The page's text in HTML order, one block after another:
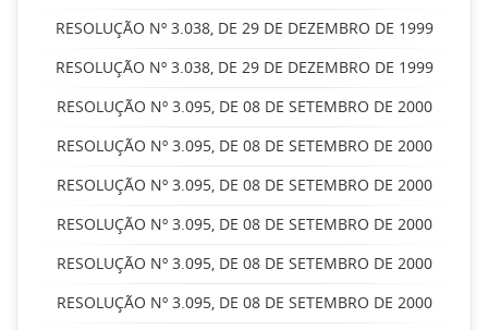
RESOLUÇÃO Nº 3.038, DE 29 DE DEZEMBRO DE 1999
RESOLUÇÃO Nº 3.038, DE 29 DE DEZEMBRO DE 1999
RESOLUÇÃO Nº 3.095, DE 08 DE SETEMBRO DE 2000
RESOLUÇÃO Nº 3.095, DE 08 DE SETEMBRO DE 2000
RESOLUÇÃO Nº 3.095, DE 08 DE SETEMBRO DE 2000
RESOLUÇÃO Nº 3.095, DE 08 DE SETEMBRO DE 2000
RESOLUÇÃO Nº 3.095, DE 08 DE SETEMBRO DE 2000
RESOLUÇÃO Nº 3.095, DE 08 DE SETEMBRO DE 2000